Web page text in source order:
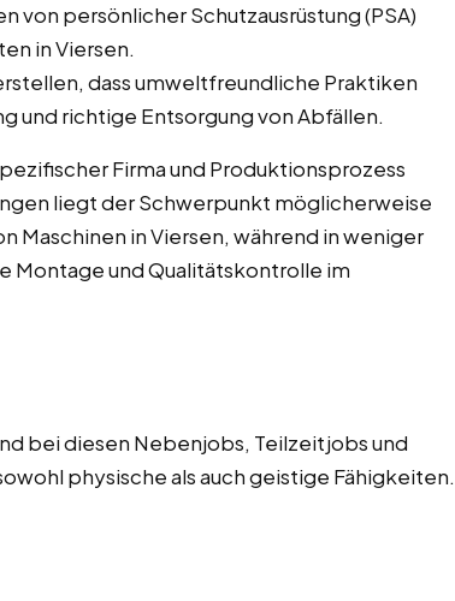
von persönlicher Schutzausrüstung (PSA)
in Viersen.
dass umweltfreundliche Praktiken
und richtige Entsorgung von Abfällen.
Firma und Produktionsprozess
liegt der Schwerpunkt möglicherweise
Maschinen in Viersen, während in weniger
Montage und Qualitätskontrolle im
bei diesen Nebenjobs, Teilzeitjobs und
physische als auch geistige Fähigkeiten.